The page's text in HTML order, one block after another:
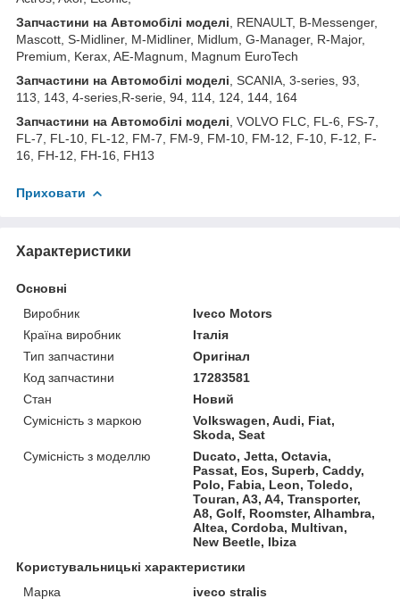
Запчастини на Автомобілі моделі , RENAULT, B-Messenger,
Mascott, S-Midliner, M-Midliner, Midlum, G-Manager, R-Major,
Premium, Kerax, AE-Magnum, Magnum EuroTech
Запчастини на Автомобілі моделі , SCANIA, 3-series, 93,
113, 143, 4-series,R-serie, 94, 114, 124, 144, 164
Запчастини на Автомобілі моделі , VOLVO FLC, FL-6, FS-7,
FL-7, FL-10, FL-12, FM-7, FM-9, FM-10, FM-12, F-10, F-12, F-
16, FH-12, FH-16, FH13
Приховати
Характеристики
Основні
Виробник
Iveco Motors
Країна виробник
Італія
Тип запчастини
Оригінал
Код запчастини
17283581
Стан
Новий
Сумісність з маркою
Volkswagen, Audi, Fiat,
Skoda, Seat
Сумісність з моделлю
Ducato, Jetta, Octavia,
Passat, Eos, Superb, Caddy,
Polo, Fabia, Leon, Toledo,
Touran, A3, A4, Transporter,
A8, Golf, Roomster, Alhambra,
Altea, Cordoba, Multivan,
New Beetle, Ibiza
Користувальницькі характеристики
Марка
iveco stralis